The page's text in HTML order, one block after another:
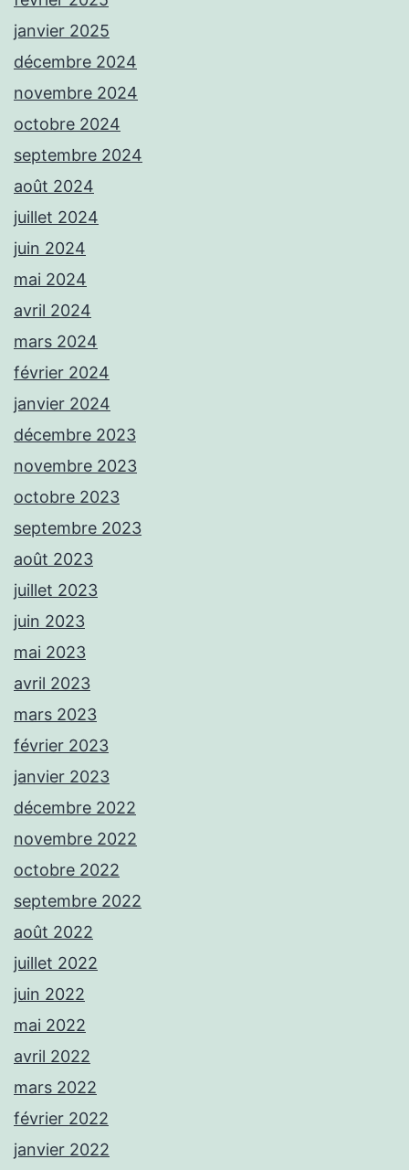
janvier 2025
décembre 2024
novembre 2024
octobre 2024
septembre 2024
août 2024
juillet 2024
juin 2024
mai 2024
avril 2024
mars 2024
février 2024
janvier 2024
décembre 2023
novembre 2023
octobre 2023
septembre 2023
août 2023
juillet 2023
juin 2023
mai 2023
avril 2023
mars 2023
février 2023
janvier 2023
décembre 2022
novembre 2022
octobre 2022
septembre 2022
août 2022
juillet 2022
juin 2022
mai 2022
avril 2022
mars 2022
février 2022
janvier 2022